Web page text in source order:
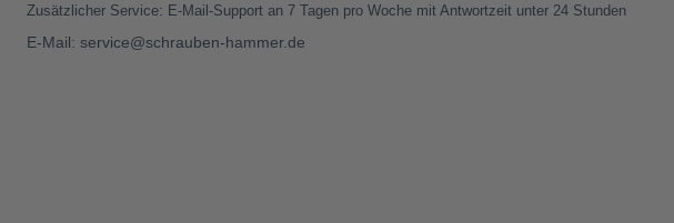
Zusätzlicher Service: E-Mail-Support an 7 Tagen pro Woche mit Antwortzeit unter 24 Stunden
E-Mail: service@schrauben-hammer.de